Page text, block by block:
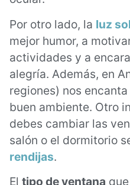
Por otro lado, la luz
mejor humor, a
actividades y a
alegría. Además, en
regiones) nos
buen ambiente. Otro
debes cambiar las
salón o el dormitorio
rendijas.
El tipo de ventana